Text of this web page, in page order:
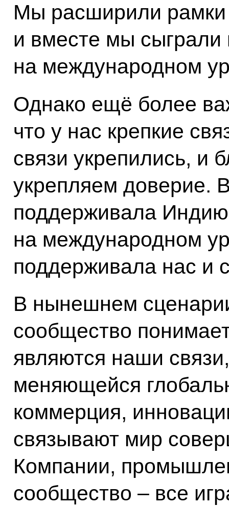
Мы расширили рамки
и вместе мы сыграли
на международном
Однако ещё более
что у нас крепкие
связи укрепились, и
укрепляем доверие.
поддерживала
на международном
поддерживала нас и
В нынешнем
сообщество
являются наши
меняющейся
коммерция,
связывают мир
Компании,
сообщество – все